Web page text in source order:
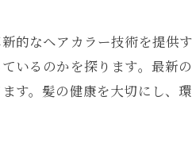
的なヘアカラー技術を提供
いるのかを探ります。最新
す。髪の健康を大切にし、